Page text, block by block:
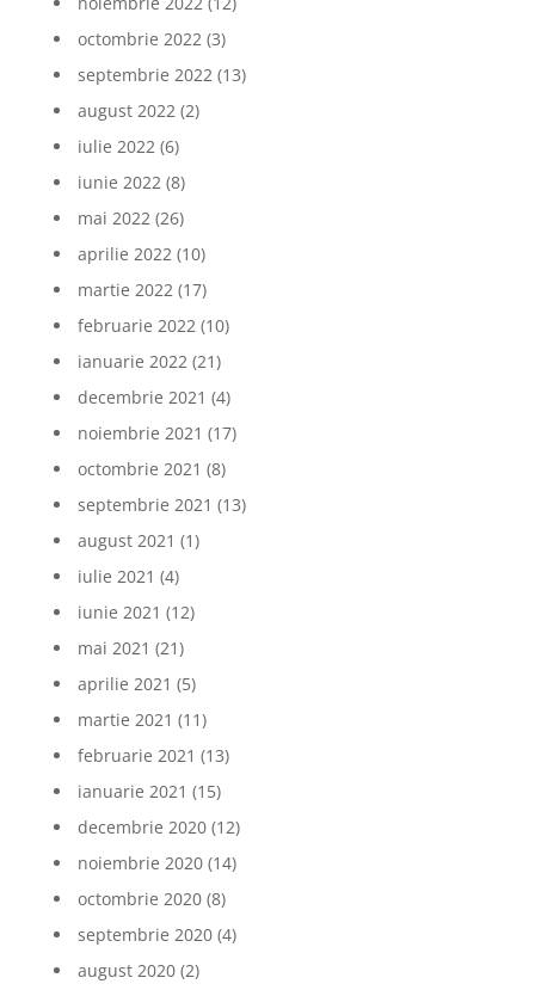
octombrie 2022(3)
septembrie 2022(13)
august 2022(2)
iulie 2022(6)
iunie 2022(8)
mai 2022(26)
aprilie 2022(10)
martie 2022(17)
februarie 2022(10)
ianuarie 2022(21)
decembrie 2021 (4)
noiembrie 2021 (17)
octombrie 2021 (8)
septembrie 2021 (13)
august 2021 (1)
iulie 2021 (4)
iunie 2021 (12)
mai 2021 (21)
aprilie 2021 (5)
martie 2021 (11)
februarie 2021 (13)
ianuarie 2021 (15)
decembrie 2020(12)
noiembrie 2020(14)
octombrie 2020(8)
septembrie 2020(4)
august 2020(2)